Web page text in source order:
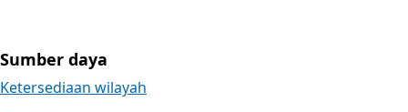
Sumber daya
Ketersediaan wilayah